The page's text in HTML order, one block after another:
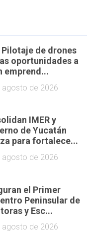
Pilotaje de drones
oportunidades a
emprend...
agosto de 2026
IMER y
de Yucatán
para fortalece...
agosto de 2026
el Primer
Peninsular de
y Esc...
agosto de 2026